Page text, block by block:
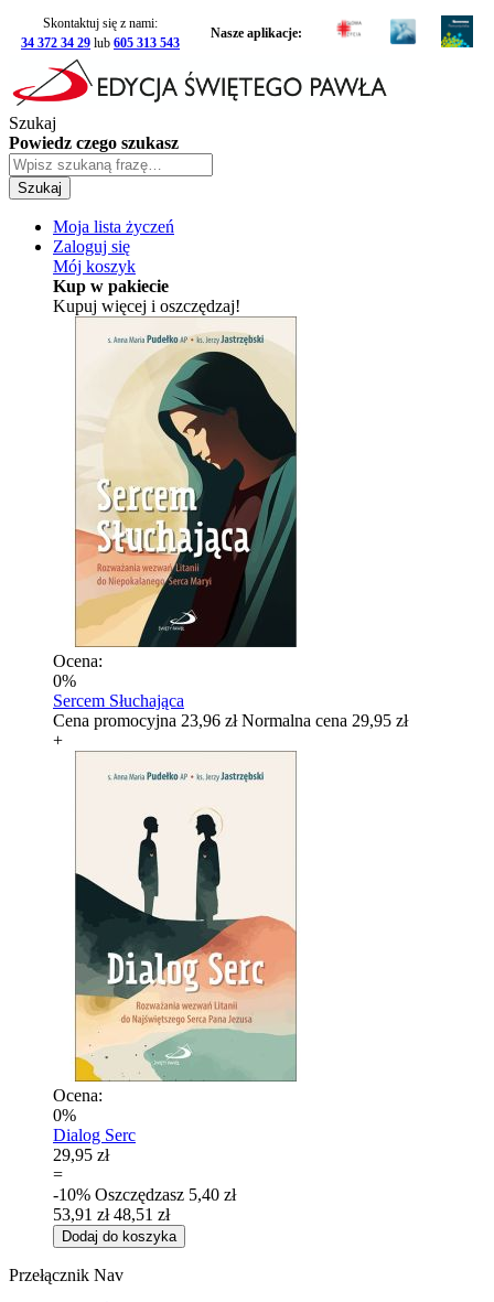
Skontaktuj się z nami:
34 372 34 29 lub 605 313 543
Nasze aplikacje:
Szukaj
Powiedz czego szukasz
Szukaj
Moja lista życzeń
Zaloguj się
Mój koszyk
Kup w pakiecie
Kupuj więcej i oszczędzaj!
Ocena:
0%
Sercem Słuchająca
Cena promocyjna 23,96 zł Normalna cena 29,95 zł
+
Ocena:
0%
Dialog Serc
29,95 zł
=
-10% Oszczędzasz 5,40 zł
53,91 zł 48,51 zł
Dodaj do koszyka
Przełącznik Nav